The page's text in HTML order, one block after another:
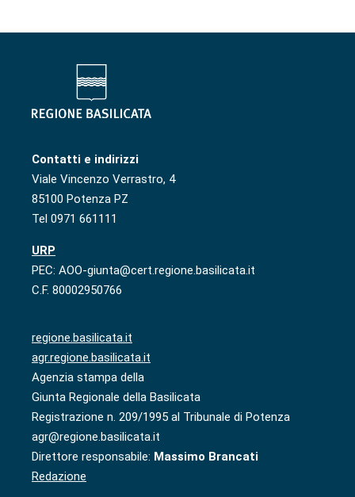
Contatti e indirizzi
Viale Vincenzo Verrastro, 4
85100 Potenza PZ
Tel 0971 661111
URP
PEC: AOO-giunta@cert.regione.basilicata.it
C.F. 80002950766
regione.basilicata.it
agr.regione.basilicata.it
Agenzia stampa della
Giunta Regionale della Basilicata
Registrazione n. 209/1995 al Tribunale di Potenza
agr@regione.basilicata.it
Direttore responsabile: Massimo Brancati
Redazione